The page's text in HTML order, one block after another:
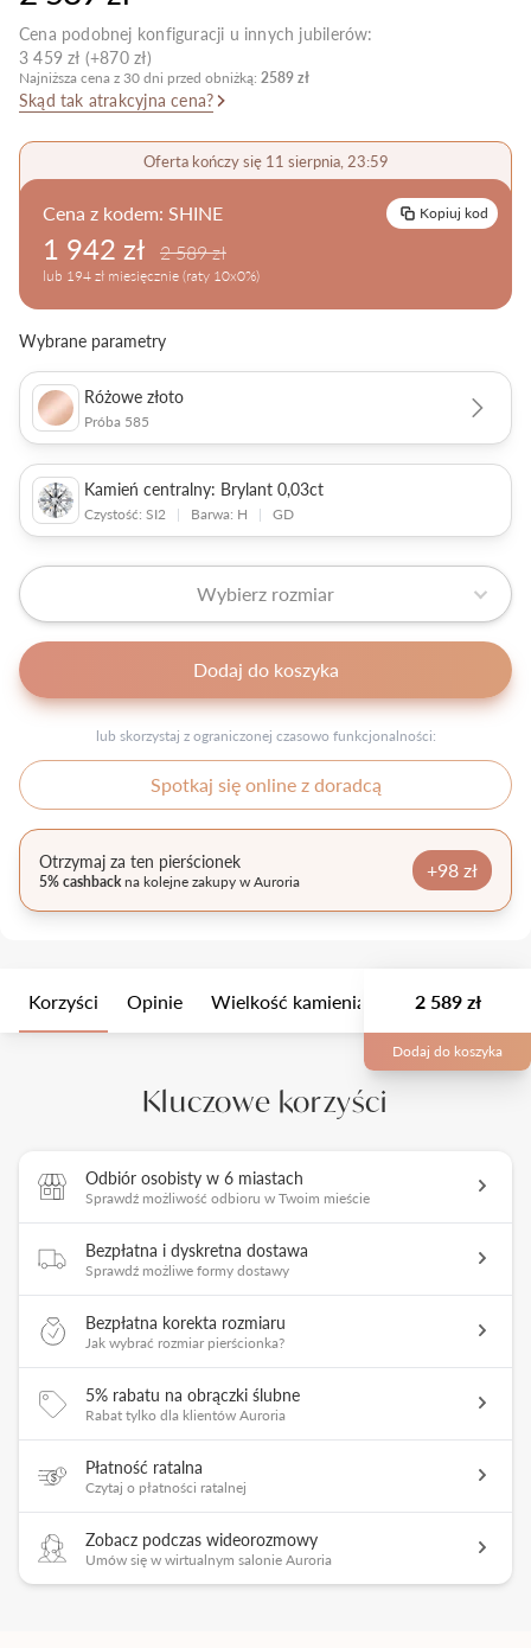
Pielęgnacja biżuterii
Cena podobnej konfiguracji u innych jubilerów:
3 459 zł (+870 zł)
Najniższa cena z 30 dni przed obniżką: 2589 zł
Skąd tak atrakcyjna cena?
Oferta kończy się 11 sierpnia, 23:59
Cena z kodem: SHINE Kopiuj kod
1 942 zł 2 589 zł
lub 194 zł miesięcznie (raty 10x0%)
Wybrane parametry
Różowe złoto
Próba 585
Kamień centralny: Brylant 0,03ct
Czystość: SI2 | Barwa: H | GD
Wybierz rozmiar
Dodaj do koszyka
lub skorzystaj z ograniczonej czasowo funkcjonalności:
Spotkaj się online z doradcą
Otrzymaj za ten pierścionek
5% cashbackna kolejne zakupy w Auroria +98 zł
Korzyści Opinie Wielkość kamienia Opis
2 589 zł
Dodaj do koszyka
Kluczowe korzyści
Odbiór osobisty w 6 miastach
Sprawdź możliwość odbioru w Twoim mieście
Bezpłatna i dyskretna dostawa
Sprawdź możliwe formy dostawy
Bezpłatna korekta rozmiaru
Jak wybrać rozmiar pierścionka?
5% rabatu na obrączki ślubne
Rabat tylko dla klientów Auroria
Płatność ratalna
Czytaj o płatności ratalnej
Zobacz podczas wideorozmowy
Umów się w wirtualnym salonie Auroria